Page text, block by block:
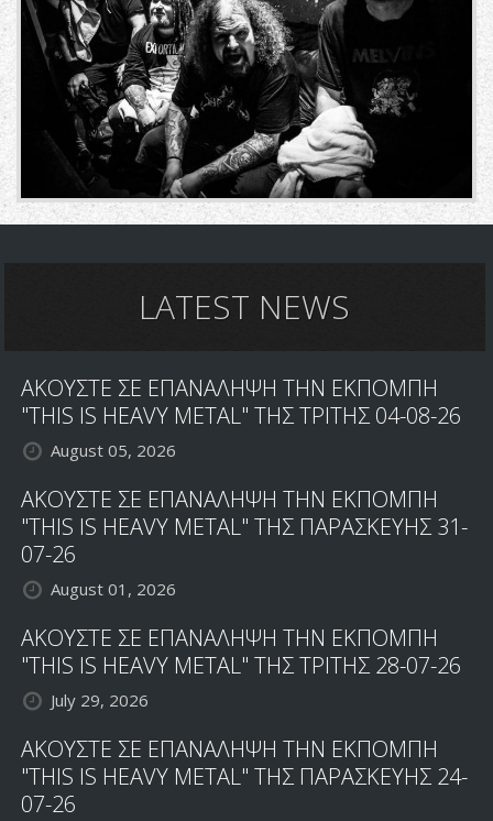
LATEST NEWS
ΑΚΟΥΣΤΕ ΣΕ ΕΠΑΝΑΛΗΨΗ ΤΗΝ ΕΚΠΟΜΠΗ
"THIS IS HEAVY METAL" ΤΗΣ ΤΡΙΤΗΣ 04-08-26
August 05, 2026
ΑΚΟΥΣΤΕ ΣΕ ΕΠΑΝΑΛΗΨΗ ΤΗΝ ΕΚΠΟΜΠΗ
"THIS IS HEAVY METAL" ΤΗΣ ΠΑΡΑΣΚΕΥΗΣ 31-
07-26
August 01, 2026
ΑΚΟΥΣΤΕ ΣΕ ΕΠΑΝΑΛΗΨΗ ΤΗΝ ΕΚΠΟΜΠΗ
"THIS IS HEAVY METAL" ΤΗΣ ΤΡΙΤΗΣ 28-07-26
July 29, 2026
ΑΚΟΥΣΤΕ ΣΕ ΕΠΑΝΑΛΗΨΗ ΤΗΝ ΕΚΠΟΜΠΗ
"THIS IS HEAVY METAL" ΤΗΣ ΠΑΡΑΣΚΕΥΗΣ 24-
07-26